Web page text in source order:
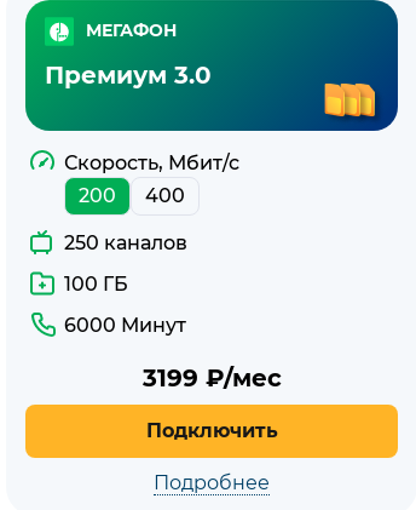
МЕГАФОН
Премиум 3.0
Скорость, Мбит/с
200
400
250 каналов
100 ГБ
6000 Минут
3199 ₽/мес
Подключить
Подробнее